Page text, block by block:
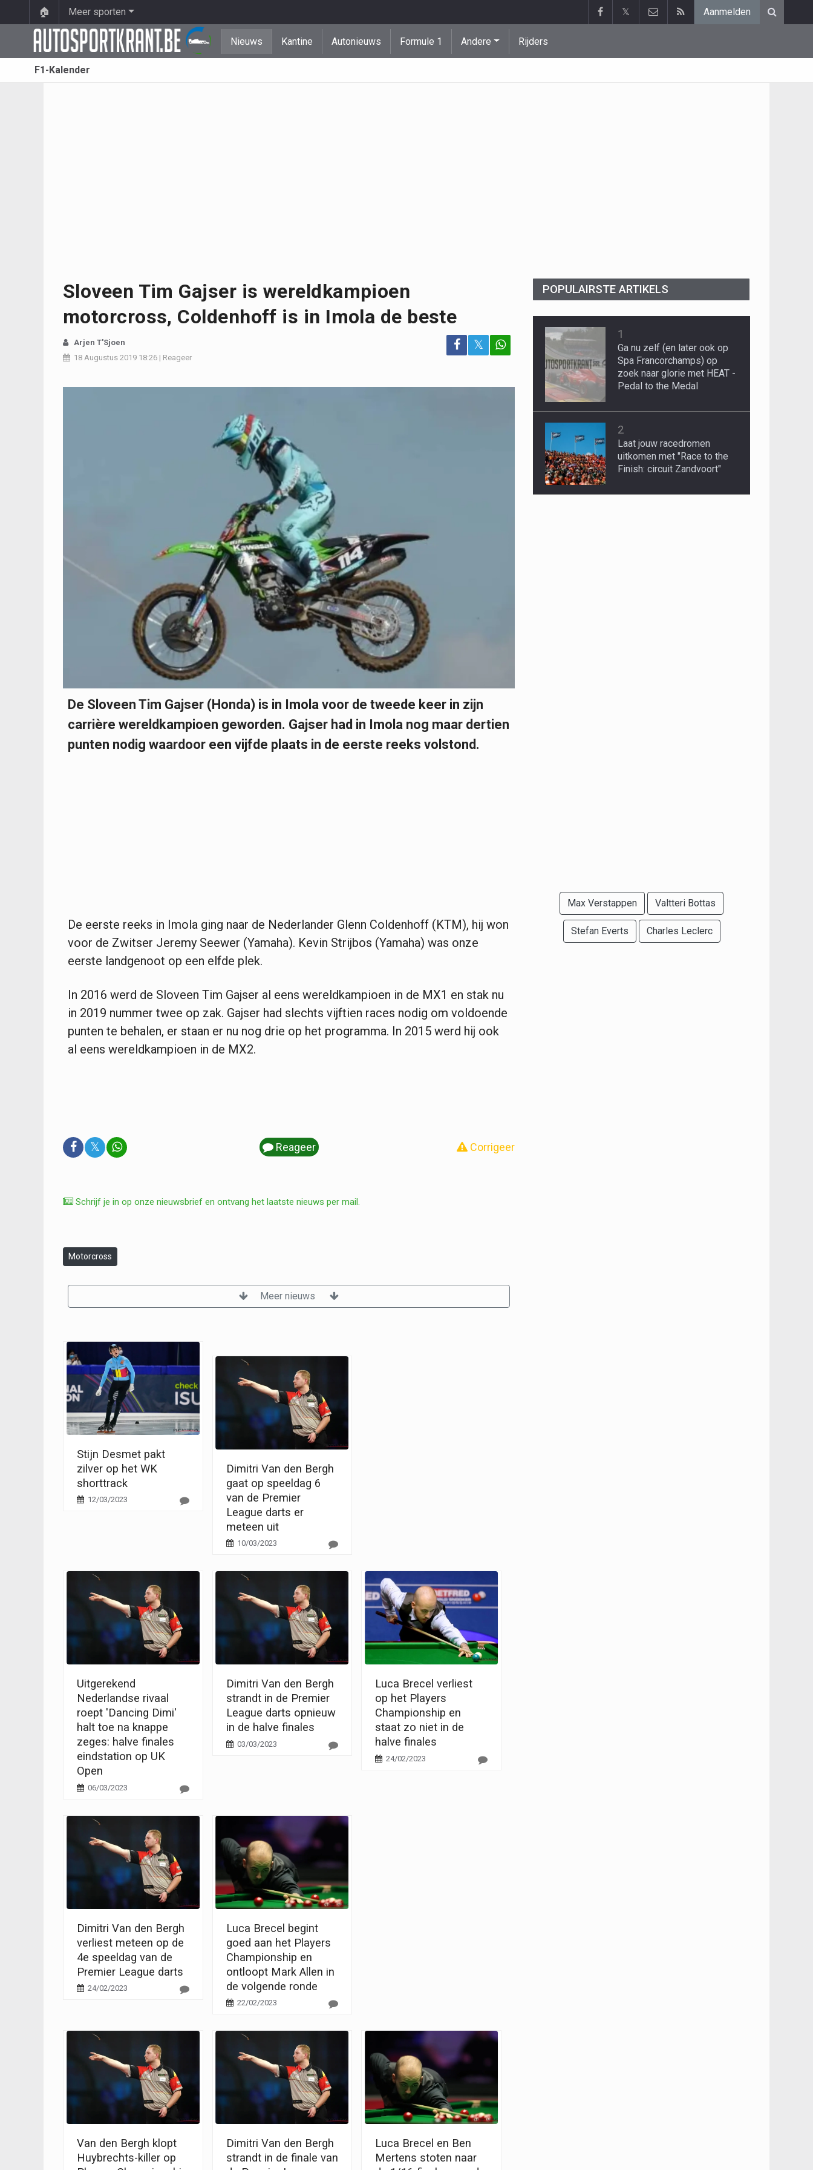
🏠 Meer sporten 𝕏 Aanmelden
Nieuws Kantine Autonieuws Formule 1 Andere Rijders
F1-Kalender
Sloveen Tim Gajser is wereldkampioen
motorcross, Coldenhoff is in Imola de beste
Arjen T'Sjoen
18 Augustus 2019 18:26 | Reageer
𝕏
De Sloveen Tim Gajser (Honda) is in Imola voor de tweede keer in zijn
carrière wereldkampioen geworden. Gajser had in Imola nog maar dertien
punten nodig waardoor een vijfde plaats in de eerste reeks volstond.
De eerste reeks in Imola ging naar de Nederlander Glenn Coldenhoff (KTM), hij won
voor de Zwitser Jeremy Seewer (Yamaha). Kevin Strijbos (Yamaha) was onze
eerste landgenoot op een elfde plek.
In 2016 werd de Sloveen Tim Gajser al eens wereldkampioen in de MX1 en stak nu
in 2019 nummer twee op zak. Gajser had slechts vijftien races nodig om voldoende
punten te behalen, er staan er nu nog drie op het programma. In 2015 werd hij ook
al eens wereldkampioen in de MX2.
𝕏 Reageer Corrigeer
Schrijf je in op onze nieuwsbrief en ontvang het laatste nieuws per mail.
Motorcross
Meer nieuws
Stijn Desmet pakt
zilver op het WK
shorttrack
12/03/2023
Dimitri Van den Bergh
gaat op speeldag 6
van de Premier
League darts er
meteen uit
10/03/2023
Uitgerekend
Nederlandse rivaal
roept 'Dancing Dimi'
halt toe na knappe
zeges: halve finales
eindstation op UK
Open
06/03/2023
Dimitri Van den Bergh
strandt in de Premier
League darts opnieuw
in de halve finales
03/03/2023
Luca Brecel verliest
op het Players
Championship en
staat zo niet in de
halve finales
24/02/2023
Dimitri Van den Bergh
verliest meteen op de
4e speeldag van de
Premier League darts
24/02/2023
Luca Brecel begint
goed aan het Players
Championship en
ontloopt Mark Allen in
de volgende ronde
22/02/2023
Van den Bergh klopt
Huybrechts-killer op
Dimitri Van den Bergh
strandt in de finale van
Luca Brecel en Ben
Mertens stoten naar
POPULAIRSTE ARTIKELS
1
Ga nu zelf (en later ook op
Spa Francorchamps) op
zoek naar glorie met HEAT -
Pedal to the Medal
2
Laat jouw racedromen
uitkomen met "Race to the
Finish: circuit Zandvoort"
Max Verstappen Valtteri Bottas
Stefan Everts Charles Leclerc